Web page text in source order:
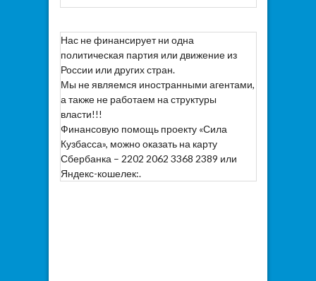
Нас не финансирует ни одна
политическая партия или движение из
России или других стран.
Мы не являемся иностранными агентами,
а также не работаем на структуры
власти!!!
Финансовую помощь проекту «Сила
Кузбасса», можно оказать на карту
Сбербанка – 2202 2062 3368 2389 или
Яндекс-кошелек:.